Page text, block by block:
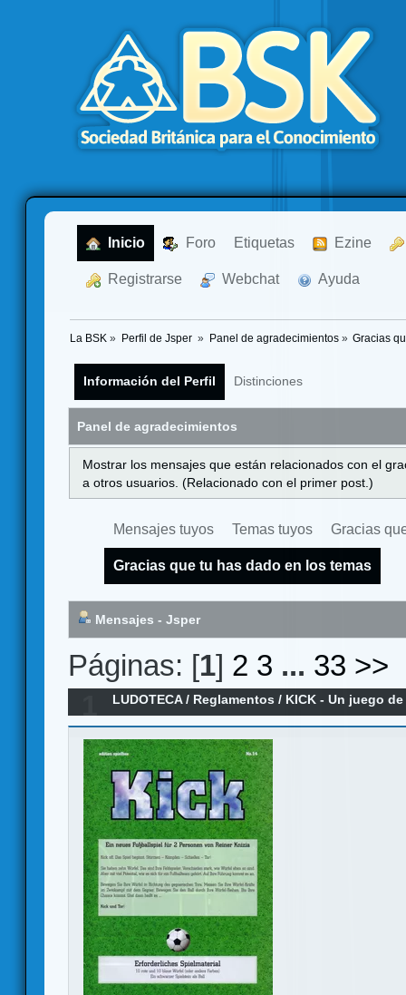
Inicio Foro Etiquetas Ezine
Registrarse Webchat Ayuda
La BSK » Perfil de Jsper » Panel de agradecimientos» Gracias
Información del Perfil Distinciones
Panel de agradecimientos
Mostrar los mensajes que están relacionados con el
a otros usuarios. (Relacionado con el primer post.)
Mensajes tuyos Temas tuyos Gracias
Gracias que tu has dado en los temas
Mensajes - Jsper
Páginas: [1] 2 3 ... 33 >>
LUDOTECA/ Reglamentos / KICK - Un juego
Reglamento en español